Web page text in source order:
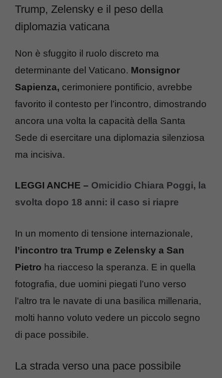
Trump, Zelensky e il peso della
diplomazia vaticana
Non è sfuggito il ruolo discreto ma
determinante del Vaticano. Monsignor
Sapienza, cerimoniere pontificio, avrebbe
favorito il contesto per l’incontro, dimostrando
ancora una volta la capacità della Santa
Sede di esercitare una diplomazia silenziosa
ma incisiva.
LEGGI ANCHE – Omicidio Chiara Poggi, la
svolta dopo 18 anni: il caso si riapre
In un momento di tensione internazionale,
l’incontro tra Trump e Zelensky a San
Pietro ha riacceso la speranza. E in quella
fotografia, due uomini piegati l’uno verso
l’altro tra le navate di una basilica millenaria,
molti hanno voluto vedere un piccolo segno
di pace possibile.
La strada verso una pace possibile